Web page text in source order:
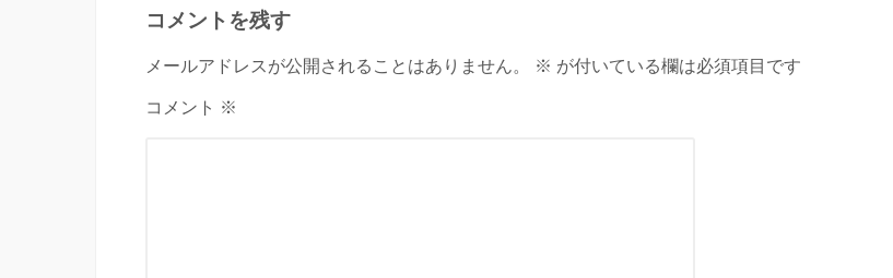
コメントを残す
メールアドレスが公開されることはありません。 ※ が付いている欄は必須項目です
コメント ※